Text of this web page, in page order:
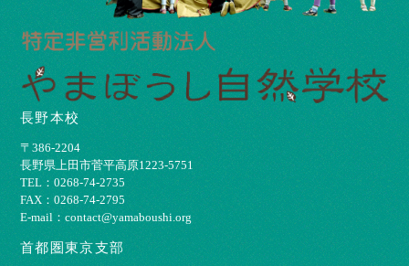
長野本校
〒386-2204
⻑野県上⽥市菅平⾼原1223-5751
TEL：0268-74-2735
FAX：0268-74-2795
E-mail：contact@yamaboushi.org
首都圏東京支部